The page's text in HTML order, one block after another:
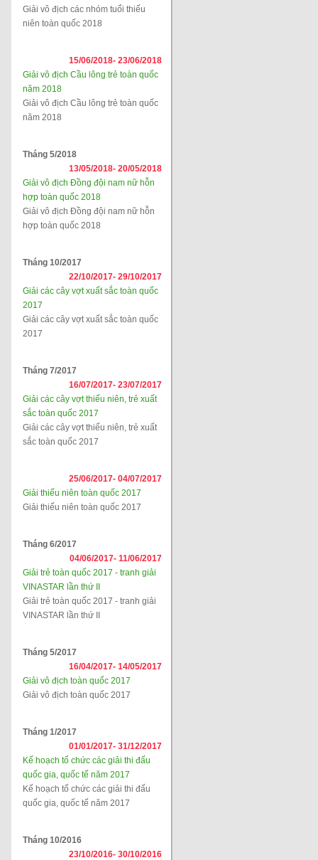
Giải vô địch các nhóm tuổi thiếu
niên toàn quốc 2018
15/06/2018- 23/06/2018
Giải vô địch Cầu lông trẻ toàn quốc
năm 2018
Giải vô địch Cầu lông trẻ toàn quốc
năm 2018
Tháng 5/2018
13/05/2018- 20/05/2018
Giải vô địch Đồng đội nam nữ hỗn
hợp toàn quốc 2018
Giải vô địch Đồng đội nam nữ hỗn
hợp toàn quốc 2018
Tháng 10/2017
22/10/2017- 29/10/2017
Giải các cây vợt xuất sắc toàn quốc
2017
Giải các cây vợt xuất sắc toàn quốc
2017
Tháng 7/2017
16/07/2017- 23/07/2017
Giải các cây vợt thiếu niên, trẻ xuất
sắc toàn quốc 2017
Giải các cây vợt thiếu niên, trẻ xuất
sắc toàn quốc 2017
25/06/2017- 04/07/2017
Giải thiếu niên toàn quốc 2017
Giải thiếu niên toàn quốc 2017
Tháng 6/2017
04/06/2017- 11/06/2017
Giải trẻ toàn quốc 2017 - tranh giải
VINASTAR lần thứ II
Giải trẻ toàn quốc 2017 - tranh giải
VINASTAR lần thứ II
Tháng 5/2017
16/04/2017- 14/05/2017
Giải vô địch toàn quốc 2017
Giải vô địch toàn quốc 2017
Tháng 1/2017
01/01/2017- 31/12/2017
Kế hoạch tổ chức các giải thi đấu
quốc gia, quốc tế năm 2017
Kế hoạch tổ chức các giải thi đấu
quốc gia, quốc tế năm 2017
Tháng 10/2016
23/10/2016- 30/10/2016